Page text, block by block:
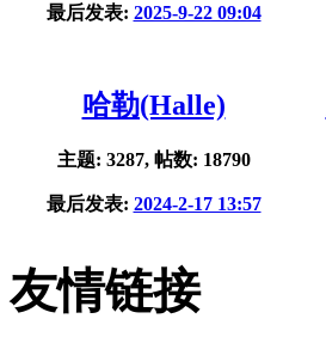
最后发表: 2025-9-22 09:04
哈勒(Halle)
主题: 3287, 帖数: 18790
最后发表: 2024-2-17 13:57
友情链接